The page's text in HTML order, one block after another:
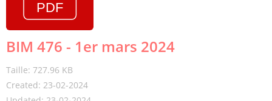
BIM 476 - 1er mars 2024
Taille: 727.96 KB
Created: 23-02-2024